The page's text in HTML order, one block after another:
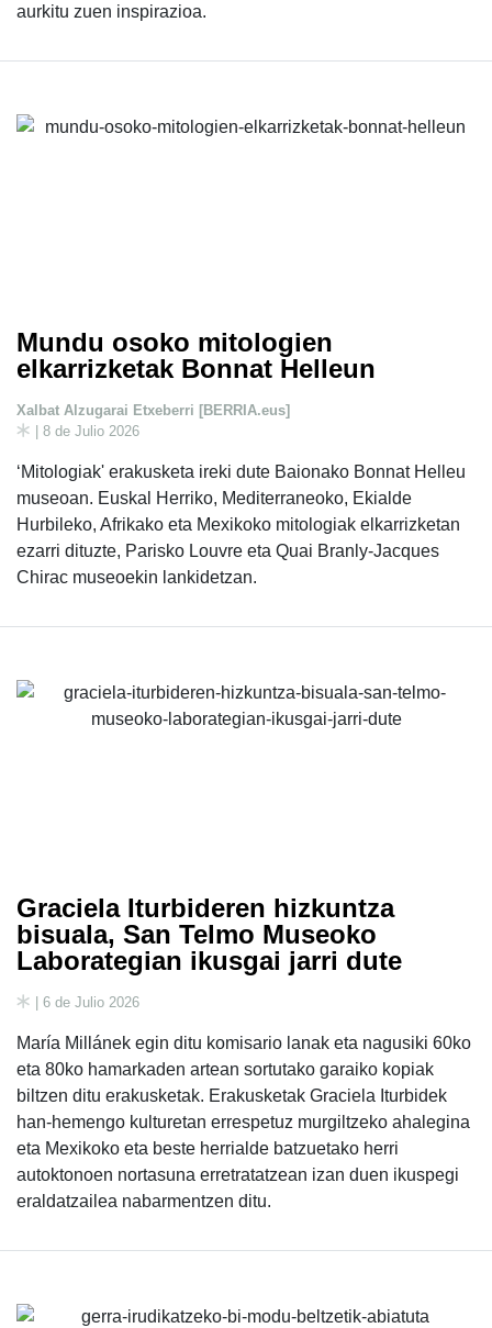
aurkitu zuen inspirazioa.
Mundu osoko mitologien
elkarrizketak Bonnat Helleun
Xalbat Alzugarai Etxeberri [BERRIA.eus]
| 8 de Julio 2026
‘Mitologiak' erakusketa ireki dute Baionako Bonnat Helleu
museoan. Euskal Herriko, Mediterraneoko, Ekialde
Hurbileko, Afrikako eta Mexikoko mitologiak elkarrizketan
ezarri dituzte, Parisko Louvre eta Quai Branly-Jacques
Chirac museoekin lankidetzan.
Graciela Iturbideren hizkuntza
bisuala, San Telmo Museoko
Laborategian ikusgai jarri dute
| 6 de Julio 2026
María Millánek egin ditu komisario lanak eta nagusiki 60ko
eta 80ko hamarkaden artean sortutako garaiko kopiak
biltzen ditu erakusketak. Erakusketak Graciela Iturbidek
han-hemengo kulturetan errespetuz murgiltzeko ahalegina
eta Mexikoko eta beste herrialde batzuetako herri
autoktonoen nortasuna erretratatzean izan duen ikuspegi
eraldatzailea nabarmentzen ditu.